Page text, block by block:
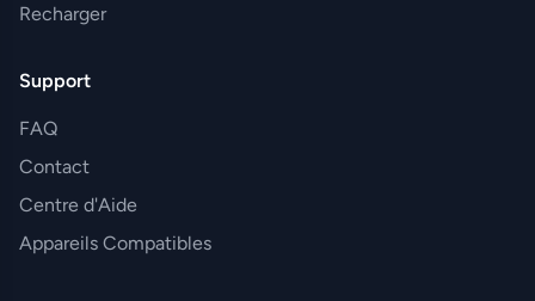
Recharger
Support
FAQ
Contact
Centre d'Aide
Appareils Compatibles